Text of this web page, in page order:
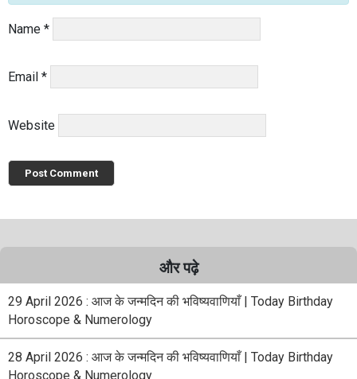
Name *
Email *
Website
और पढ़े
29 April 2026 : आज के जन्मदिन की भविष्यवाणियाँ | Today Birthday
Horoscope & Numerology
28 April 2026 : आज के जन्मदिन की भविष्यवाणियाँ | Today Birthday
Horoscope & Numerology